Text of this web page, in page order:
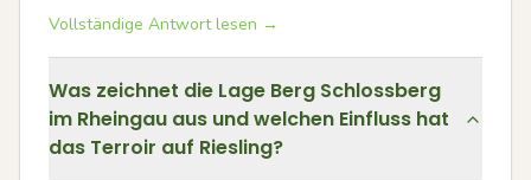
Vollständige Antwort lesen →
Was zeichnet die Lage Berg Schlossberg
im Rheingau aus und welchen Einfluss hat
das Terroir auf Riesling?